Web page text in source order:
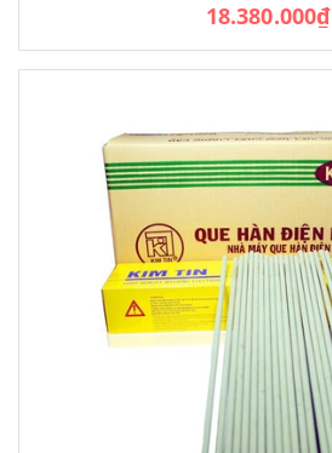
18.380.000₫